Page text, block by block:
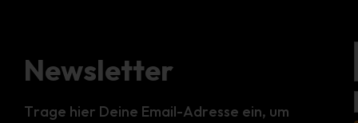
Newsletter
Trage hier Deine Email-Adresse ein, um